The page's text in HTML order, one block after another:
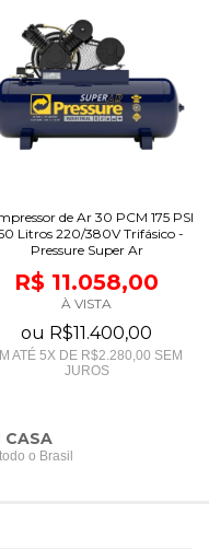
de Ar 30 PCM 175 PSI
Litros 220/380V Trifásico -
Pressure Super Ar
R$ 11.058,00
À VISTA
ou R$11.400,00
ATÉ 5X DE R$2.280,00 SEM
JUROS
CASA
o Brasil